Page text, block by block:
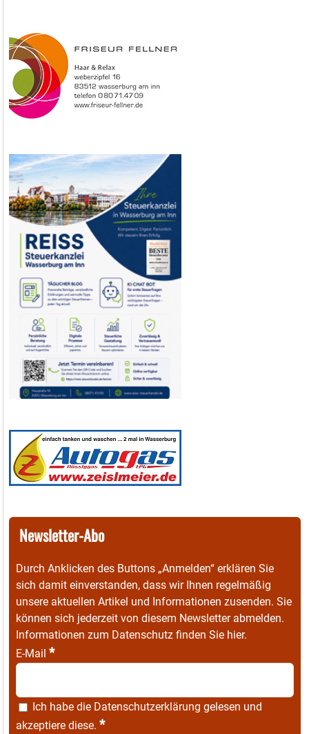
Newsletter-Abo
Durch Anklicken des Buttons „Anmelden“ erklären Sie
sich damit einverstanden, dass wir Ihnen regelmäßig
unsere aktuellen Artikel und Informationen zusenden. Sie
können sich jederzeit von diesem Newsletter abmelden.
Informationen zum Datenschutz finden Sie hier.
E-Mail *
Ich habe die Datenschutzerklärung gelesen und
akzeptiere diese. *